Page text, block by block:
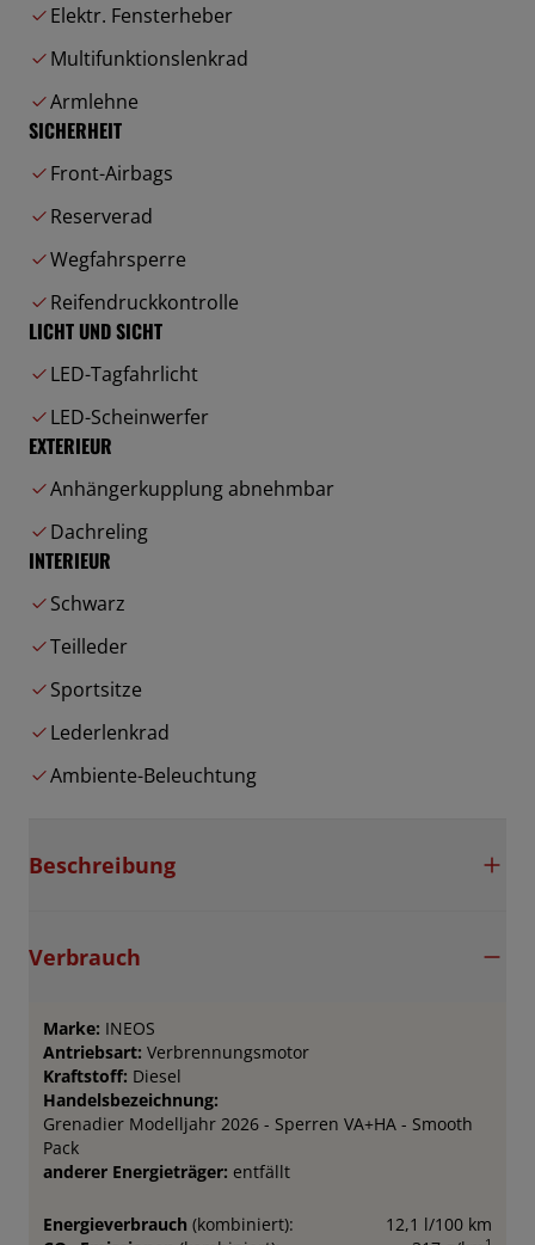
Elektr. Fensterheber
Multifunktionslenkrad
Armlehne
SICHERHEIT
Front-Airbags
Reserverad
Wegfahrsperre
Reifendruckkontrolle
LICHT UND SICHT
LED-Tagfahrlicht
LED-Scheinwerfer
EXTERIEUR
Anhängerkupplung abnehmbar
Dachreling
INTERIEUR
Schwarz
Teilleder
Sportsitze
Lederlenkrad
Ambiente-Beleuchtung
Beschreibung
Verbrauch
Marke: INEOS
Antriebsart: Verbrennungsmotor
Kraftstoff: Diesel
Handelsbezeichnung:
Grenadier Modelljahr 2026 - Sperren VA+HA - Smooth
Pack
anderer Energieträger: entfällt
Energieverbrauch (kombiniert):
12,1 l/100 km